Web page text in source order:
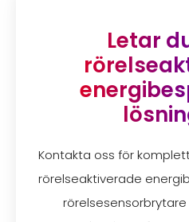
Letar
Kontakta oss för
rörelseaktiverade